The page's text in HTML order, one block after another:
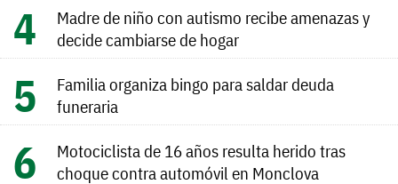
Madre de niño con autismo recibe amenazas y
decide cambiarse de hogar
Familia organiza bingo para saldar deuda
funeraria
Motociclista de 16 años resulta herido tras
choque contra automóvil en Monclova